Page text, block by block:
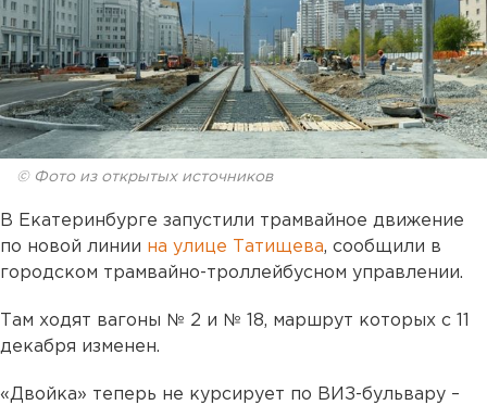
© Фото из открытых источников
В Екатеринбурге запустили трамвайное движение
по новой линии на улице Татищева, сообщили в
городском трамвайно-троллейбусном управлении.
Там ходят вагоны № 2 и № 18, маршрут которых с 11
декабря изменен.
«Двойка» теперь не курсирует по ВИЗ-бульвару –